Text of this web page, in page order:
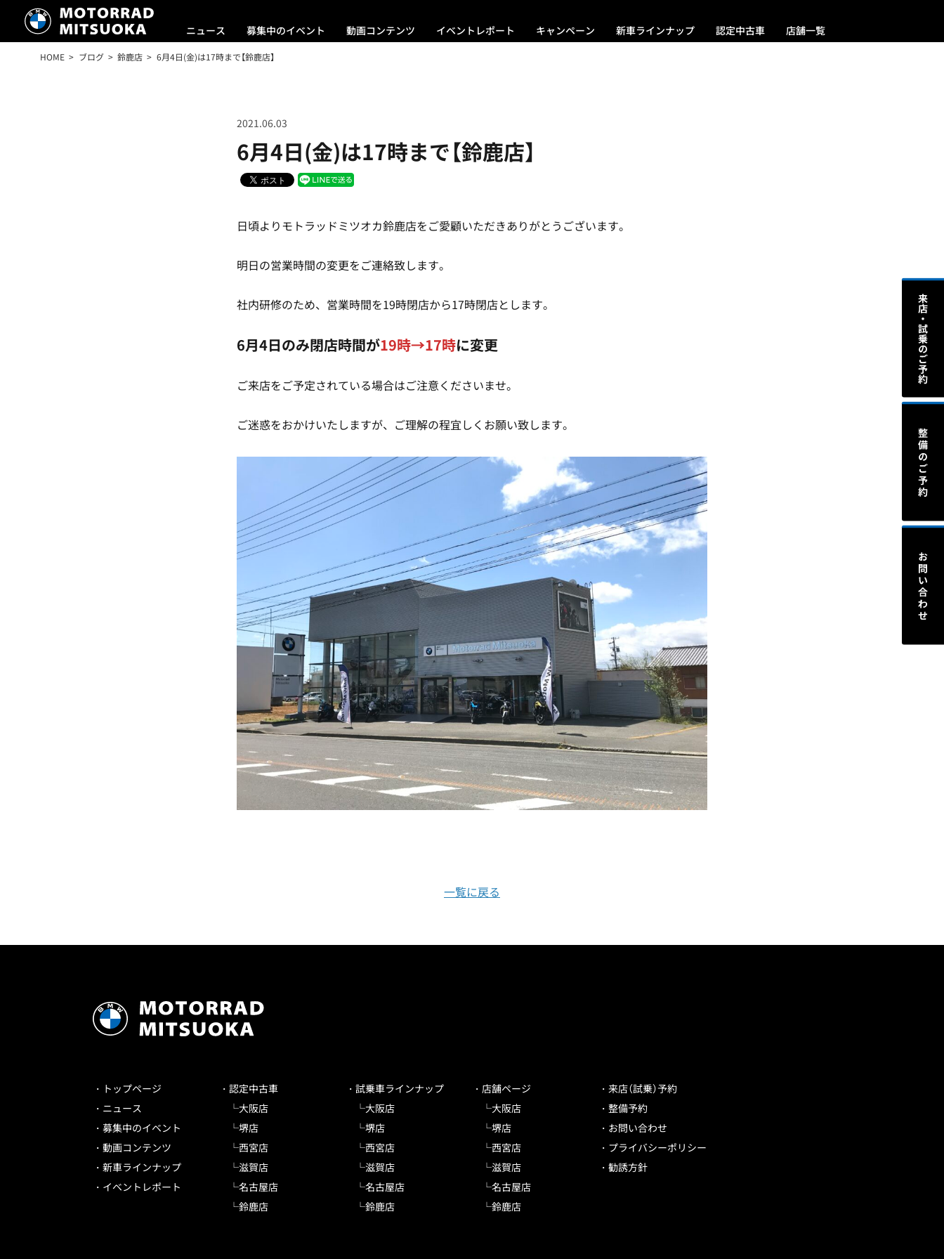
ニュース 募集中のイベント 動画コンテンツ イベントレポート キャンペーン 新車ラインナップ 認定中古車 店舗一覧
HOME ブログ 鈴鹿店 6月4日(金)は17時まで【鈴鹿店】
6月4日(金)は17時まで【鈴鹿店】
2021.06.03
日頃よりモトラッドミツオカ鈴鹿店をご愛顧いただきありがとうございます。
明日の営業時間の変更をご連絡致します。
社内研修のため、営業時間を19時閉店から17時閉店とします。
6月4日のみ閉店時間が19時→17時に変更
ご来店をご予定されている場合はご注意くださいませ。
ご迷惑をおかけいたしますが、ご理解の程宜しくお願い致します。
一覧に戻る
トップページ
ニュース
募集中のイベント
動画コンテンツ
新車ラインナップ
イベントレポート
認定中古車
大阪店
堺店
西宮店
滋賀店
名古屋店
鈴鹿店
試乗車ラインナップ
大阪店
堺店
西宮店
滋賀店
名古屋店
鈴鹿店
店舗ページ
大阪店
堺店
西宮店
滋賀店
名古屋店
鈴鹿店
来店（試乗）予約
整備予約
お問い合わせ
プライバシーポリシー
勧誘方針